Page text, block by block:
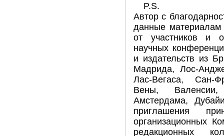
P.S.
Автор с
данные материалам
от участников и
научных
и издательств из
Мадрида, Лос-
Лас-Вегаса, Сан-
Вены,
Амстердама,
приглашения
организационных
редакционных